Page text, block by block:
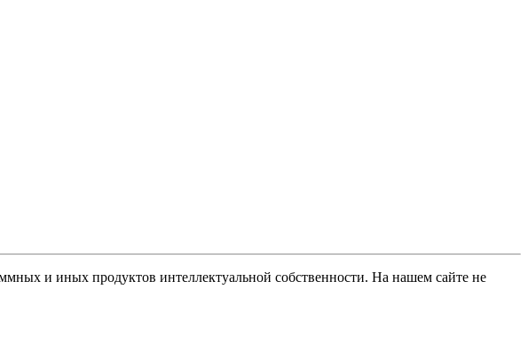
и иных продуктов интеллектуальной собственности. На нашем сайте не